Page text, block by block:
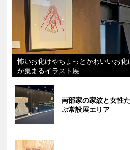
怖いお化けやちょっとかわいいお
が集まるイラスト展
南部家の家紋と女性
ぶ常設展エリア